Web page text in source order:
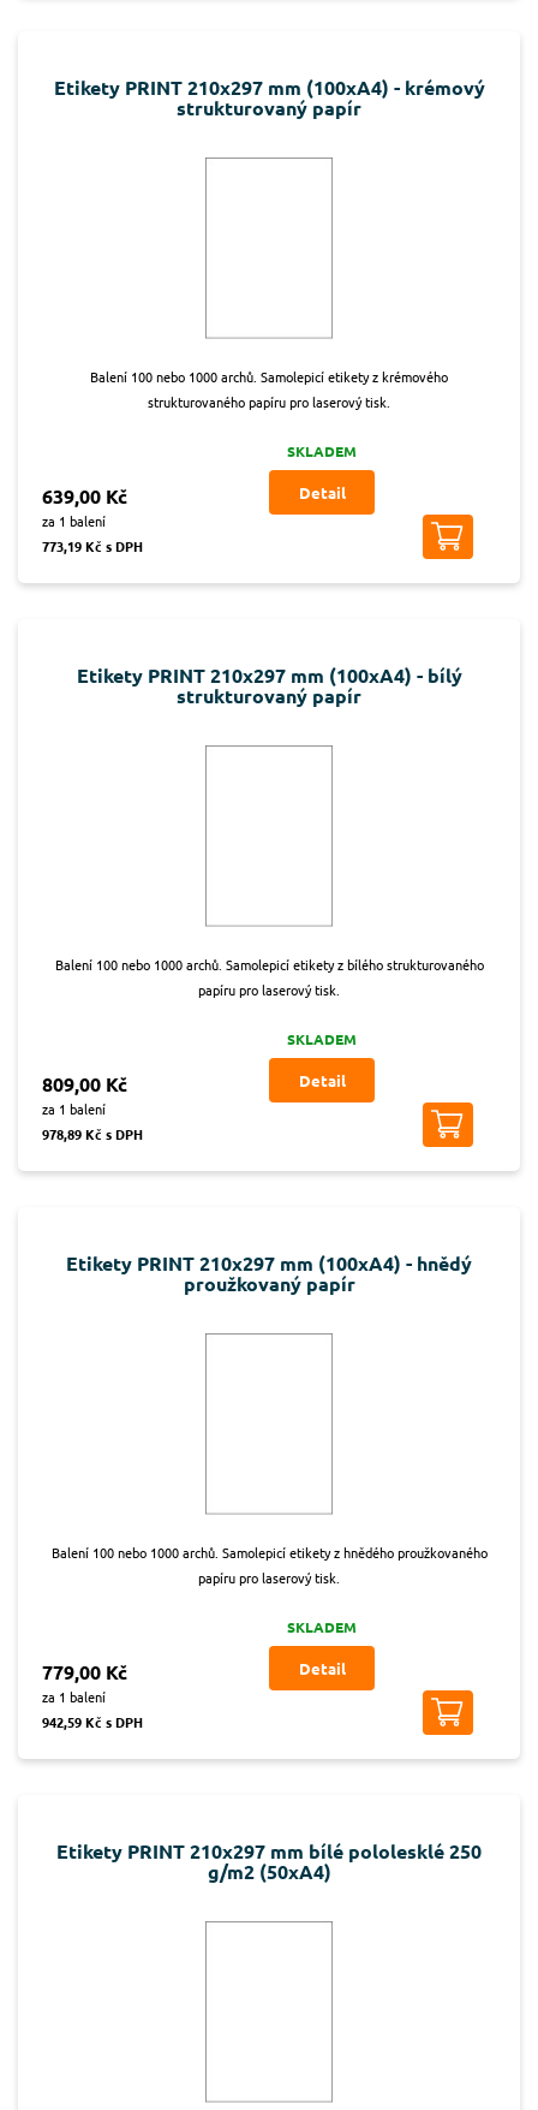
Etikety PRINT 210x297 mm (100xA4) - krémový
strukturovaný papír
Balení 100 nebo 1000 archů. Samolepicí etikety z krémového
strukturovaného papíru pro laserový tisk.
639,00 Kč
za 1 balení
773,19 Kč s DPH
SKLADEM
Detail
Etikety PRINT 210x297 mm (100xA4) - bílý
strukturovaný papír
Balení 100 nebo 1000 archů. Samolepicí etikety z bílého strukturovaného
papíru pro laserový tisk.
809,00 Kč
za 1 balení
978,89 Kč s DPH
SKLADEM
Detail
Etikety PRINT 210x297 mm (100xA4) - hnědý
proužkovaný papír
Balení 100 nebo 1000 archů. Samolepicí etikety z hnědého proužkovaného
papíru pro laserový tisk.
779,00 Kč
za 1 balení
942,59 Kč s DPH
SKLADEM
Detail
Etikety PRINT 210x297 mm bílé pololesklé 250
g/m2 (50xA4)